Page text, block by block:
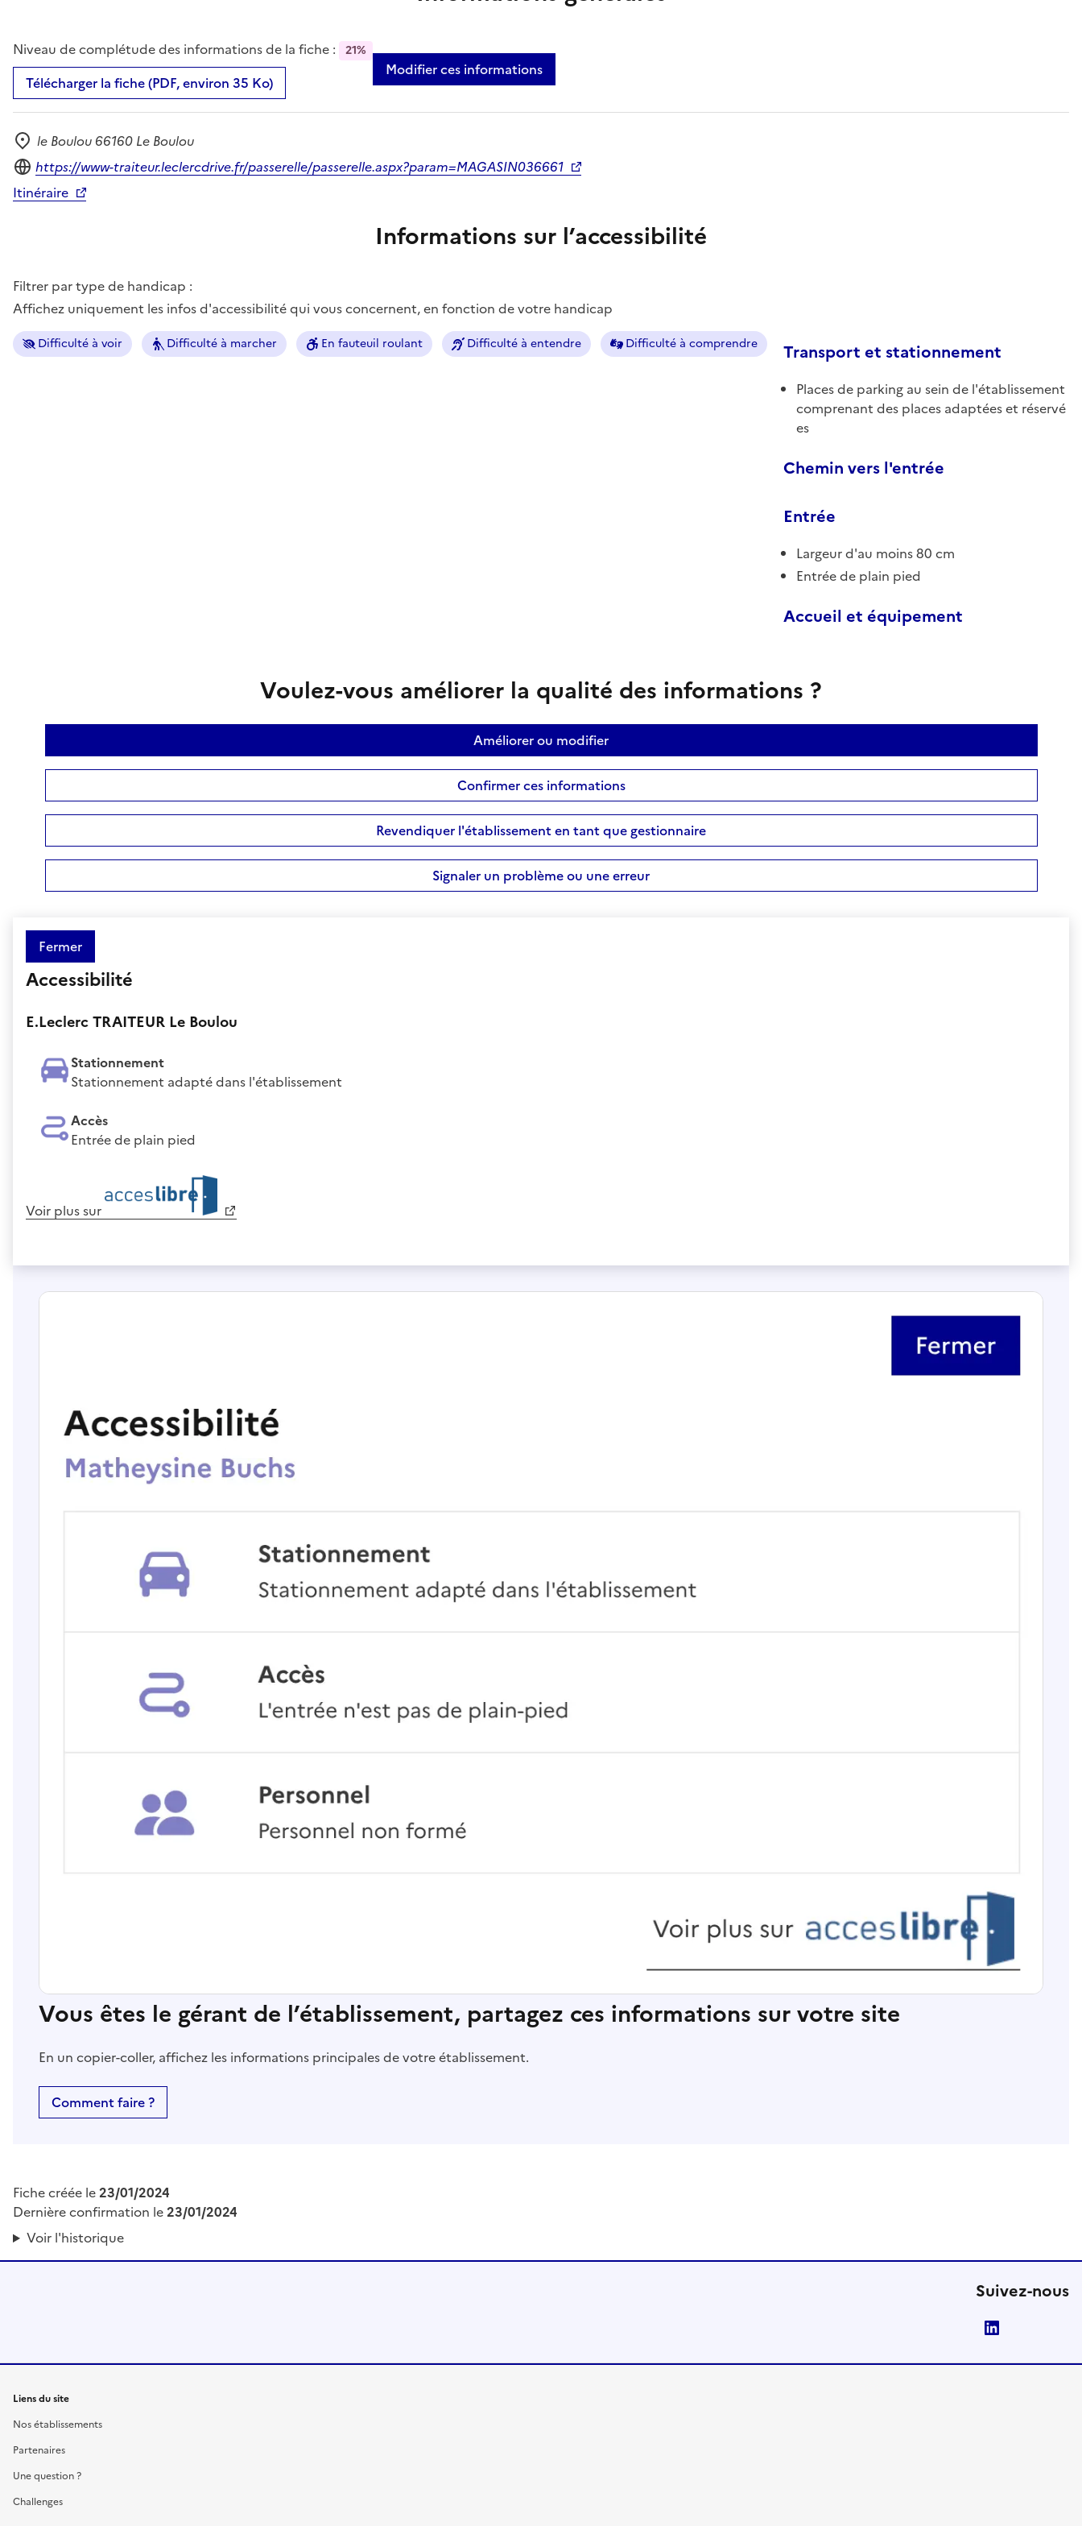
Niveau de complétude des informations de la fiche : 21%
Télécharger la fiche (PDF, environ 35 Ko)
Modifier ces informations
Adresse
le Boulou 66160 Le Boulou
Site internet
https://www-traiteur.leclercdrive.fr/passerelle/passerelle.aspx?param=MAGASIN036661
Itinéraire
Informations sur l’accessibilité
Filtrer par type de handicap :
Affichez uniquement les infos d'accessibilité qui vous concernent, en fonction de votre handicap
Difficulté à voir Difficulté à marcher En fauteuil roulant Difficulté à entendre Difficulté à comprendre Transport et stationnement
Places de parking au sein de l'établissement
comprenant des places adaptées et réservé
es
Chemin vers l'entrée
Entrée
Largeur d'au moins 80 cm
Entrée de plain pied
Accueil et équipement
Voulez-vous améliorer la qualité des informations ?
Améliorer ou modifier
Confirmer ces informations
Revendiquer l'établissement en tant que gestionnaire
Signaler un problème ou une erreur
Fermer
Accessibilité
E.Leclerc TRAITEUR Le Boulou
Stationnement
Stationnement adapté dans l'établissement
Accès
Entrée de plain pied
Voir plus sur
Vous êtes le gérant de l’établissement, partagez ces informations sur votre site
En un copier-coller, affichez les informations principales de votre établissement.
Comment faire ?
Fiche créée le23/01/2024
Dernière confirmation le23/01/2024
Voir l'historique
Suivez-nous
Liens du site
Nos établissements
Partenaires
Une question ?
Challenges